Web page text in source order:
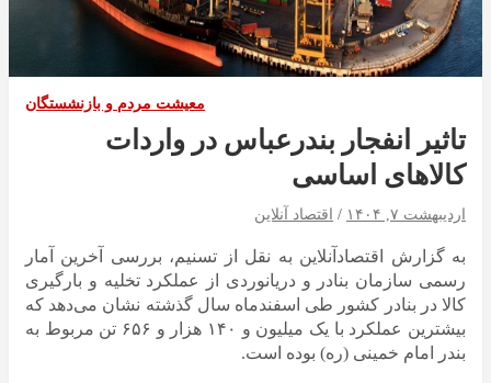
معیشت مردم و بازنشستگان
تاثیر انفجار بندرعباس در واردات
کالا‌های اساسی
اردیبهشت ۷, ۱۴۰۴ اقتصاد آنلاین
به گزارش اقتصادآنلاین به نقل از تسنیم، بررسی آخرین آمار
رسمی سازمان بنادر و دریانوردی از عملکرد تخلیه و بارگیری
کالا در بنادر کشور طی اسفندماه سال گذشته نشان می‌دهد که
بیشترین عملکرد با یک میلیون و ۱۴۰ هزار و ۶۵۶ تن مربوط به
بندر امام خمینی (ره) بوده است.